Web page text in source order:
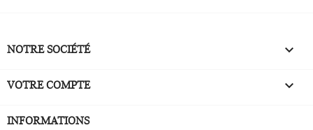
NOTRE SOCIÉTÉ 
VOTRE COMPTE 
INFORMATIONS